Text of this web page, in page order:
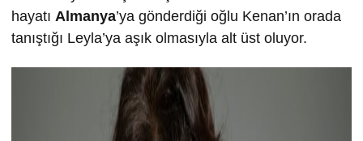
hayatı Almanya’ya gönderdiği oğlu Kenan’ın orada
tanıştığı Leyla’ya aşık olmasıyla alt üst oluyor.